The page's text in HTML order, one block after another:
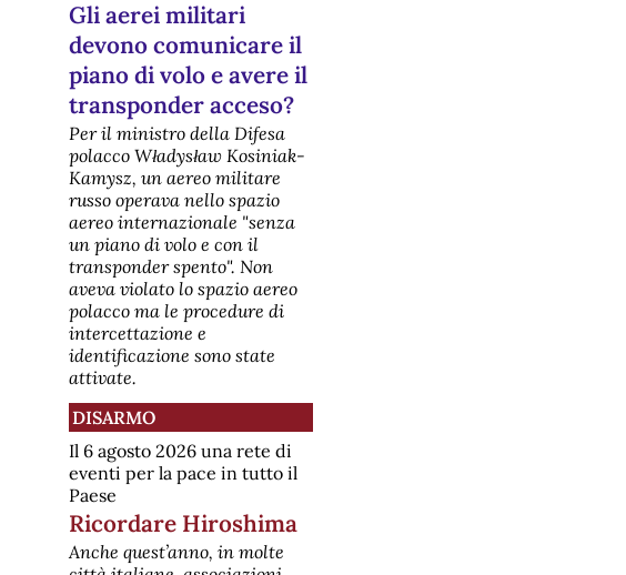
[disarmo] Il progetto nucleare
dell'Arabia Saudita
Washington e Riad firmano un
accordo definito "storico" da gran
parte della stampa internazionale:
prevede che gli Stati Uniti aiutino
l'Arabia Saudita a sviluppare un
programma nucleare civile grazie
alla loro tecnologia e alle
competenze nel settore. A siglarlo
sono stati il segreta
[disarmo] Perché la Turchia
deve rinunciare ai missili S400
russi per avere gli F35
americani?
Il motivo per cui la Turchia non può
avere contemporaneamente i caccia
stealth F-35 statunitensi e il
sistema di difesa missilistica russo
S-400 è di natura sia tecnologica
che geopolitica. La questione ha
portato all'espulsione di Ankara dal
programma F-35 nel 2019 e,
[disarmo] Disarmo -
Newsletter mensile
PeaceLink - Newsletter
"Disarmo"https://www.peacelink.it/disarmo/
Elenco articoli pubblicati dal 3
giugno 2026 80 anni fa inizia la
tragedia alle Isole Marshall IL
Gli aerei militari
devono comunicare il
piano di volo e avere il
transponder acceso?
Per il ministro della Difesa
polacco Władysław Kosiniak-
Kamysz, un aereo militare
russo operava nello spazio
aereo internazionale "senza
un piano di volo e con il
transponder spento". Non
aveva violato lo spazio aereo
polacco ma le procedure di
intercettazione e
identificazione sono state
attivate.
DISARMO
Il 6 agosto 2026 una rete di
eventi per la pace in tutto il
Paese
Ricordare Hiroshima
Anche quest’anno, in molte